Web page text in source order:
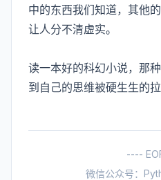
中的东西我们知道，其他
让人分不清虚实。
读一本好的科幻小说，那
到自己的思维被硬生生的拉
----
微信公众号：